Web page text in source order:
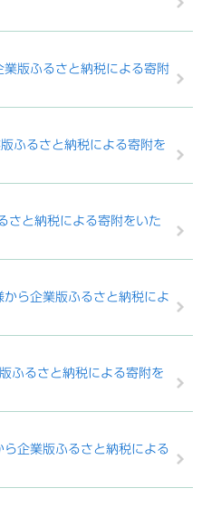
版ふるさと納税による寄附
ふるさと納税による寄附を
さと納税による寄附をいた
ら企業版ふるさと納税によ
ふるさと納税による寄附を
企業版ふるさと納税による